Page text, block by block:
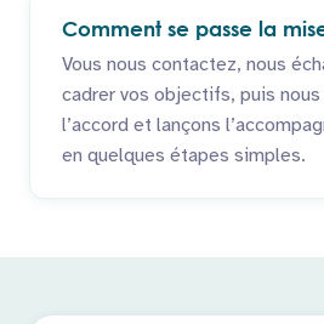
Comment se passe la
Vous nous contactez, nous
cadrer vos objectifs, puis
l’accord et lançons
en quelques étapes simples.